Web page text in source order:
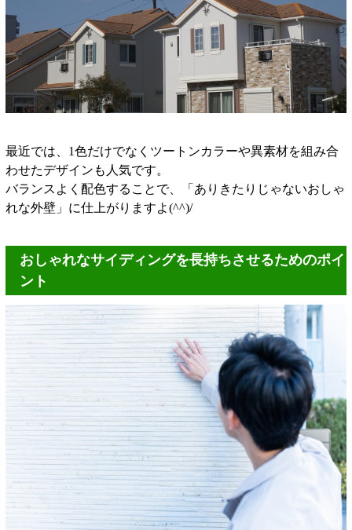
最近では、1色だけでなくツートンカラーや異素材を組み合
わせたデザインも人気です。
バランスよく配色することで、「ありきたりじゃないおしゃ
れな外壁」に仕上がりますよ(^^)/
おしゃれなサイディングを長持ちさせるためのポイ
ント